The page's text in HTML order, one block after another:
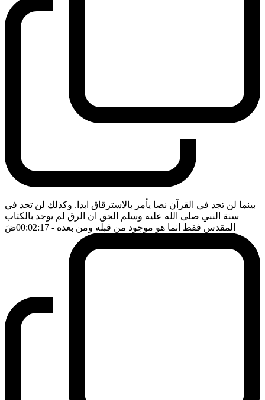
بينما لن تجد في القرآن نصا يأمر بالاسترقاق ابدا. وكذلك لن تجد في
سنة النبي صلى الله عليه وسلم الحق ان الرق لم يوجد بالكتاب
المقدس فقط انما هو موجود من قبله ومن بعده - 00:02:17 ضَ